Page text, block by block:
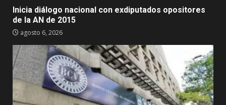
Inicia diálogo nacional con exdiputados opositores
de la AN de 2015
agosto 6, 2026